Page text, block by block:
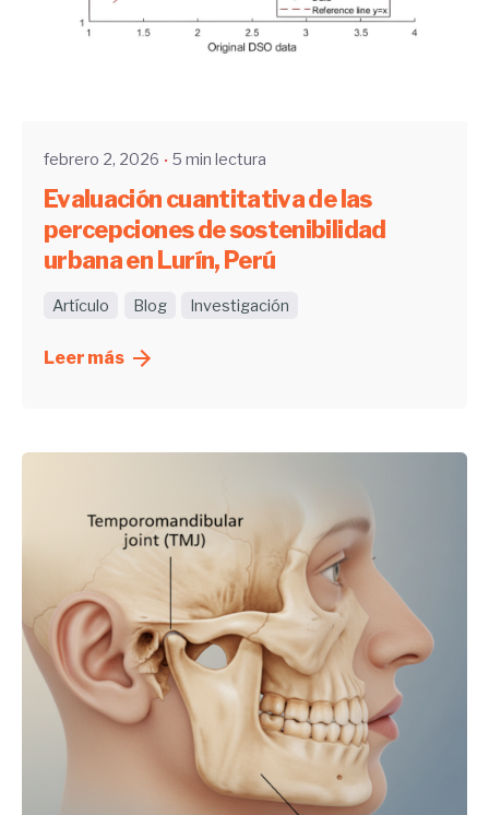
febrero 2, 2026 5 min lectura
Evaluación cuantitativa de las
percepciones de sostenibilidad
urbana en Lurín, Perú
Artículo Blog Investigación
Leer más